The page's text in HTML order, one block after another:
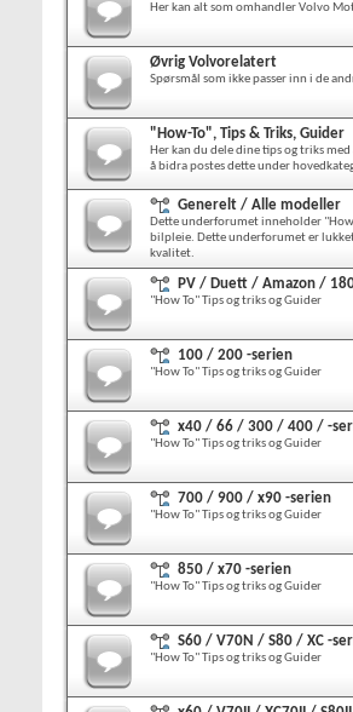
Her kan alt som omhandler Volvo
Øvrig Volvorelatert
Spørsmål som ikke passer inn i de
"How-To", Tips & Triks, Guider
Her kan du dele dine tips og triks
å bidra postes dette under
Generelt / Alle modeller
Dette underforumet inneholder
bilpleie. Dette underforumet er
kvalitet.
PV / Duett / Amazon /
"How To" Tips og triks og Guider
100 / 200 -serien
"How To" Tips og triks og Guider
x40 / 66 / 300 / 400 / -
"How To" Tips og triks og Guider
700 / 900 / x90 -serien
"How To" Tips og triks og Guider
850 / x70 -serien
"How To" Tips og triks og Guider
S60 / V70N / S80 / XC -
"How To" Tips og triks og Guider